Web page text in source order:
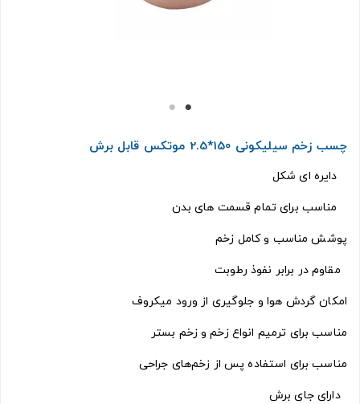
چسب زخم سیلیکونی 150*2.5 موتکس قابل برش
دایره ای شکل
مناسب برای تمام قسمت های بدن
پوشش مناسب و کامل زخم
مقاوم در برابر نفوذ رطوبت
امکان گردش هوا و جلوگیری از ورود میکروف
مناسب برای ترمیم انواع زخم و زخم بستر
مناسب برای استفاده پس از زخم‌های جراحی
دارای جای برش